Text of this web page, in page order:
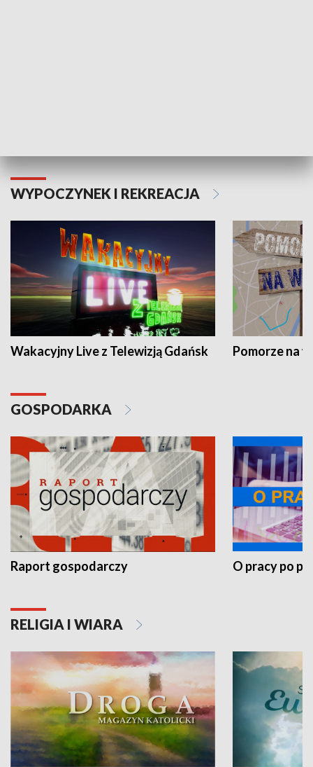
WYPOCZYNEK I REKREACJA
Wakacyjny Live z Telewizją Gdańsk Pomorze na
GOSPODARKA
Raport gospodarczy O pracy po
RELIGIA I WIARA